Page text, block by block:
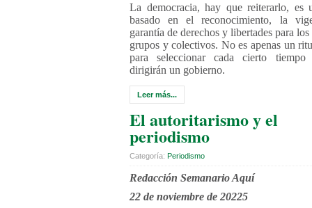
La democracia, hay que reiterarlo, es
basado en el reconocimiento, la
garantía de derechos y libertades para
grupos y colectivos. No es apenas un
para seleccionar cada cierto tiempo
dirigirán un gobierno.
Leer más...
El autoritarismo y el
periodismo
Categoría: Periodismo
Redacción Semanario Aquí
22 de noviembre de 20225